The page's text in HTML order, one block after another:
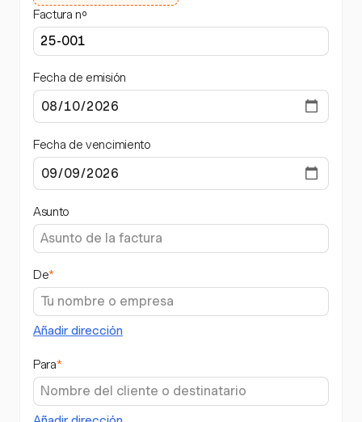
Factura nº
Fecha de emisión
Fecha de vencimiento
Asunto
De*
Añadir dirección
Para*